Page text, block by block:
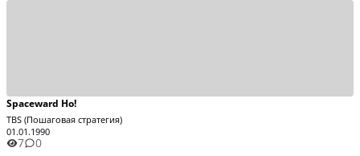
Spaceward Ho!
TBS (Пошаговая стратегия)
01.01.1990
7 0